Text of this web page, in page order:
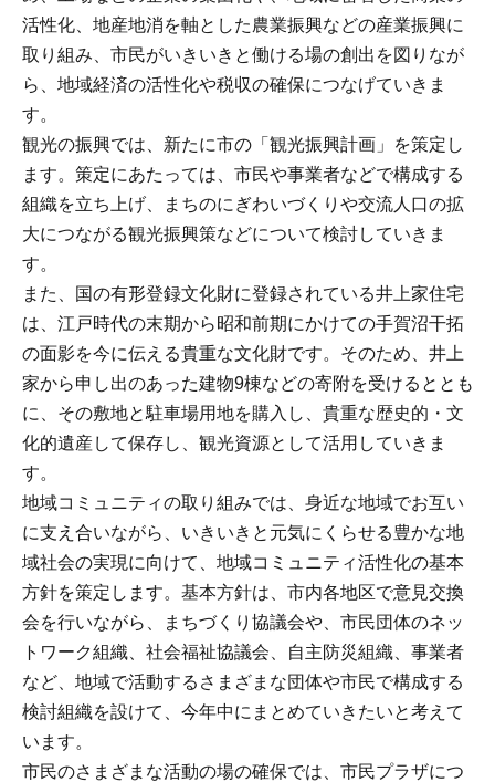
活性化、地産地消を軸とした農業振興などの産業振興に
取り組み、市民がいきいきと働ける場の創出を図りなが
ら、地域経済の活性化や税収の確保につなげていきま
す。
観光の振興では、新たに市の「観光振興計画」を策定し
ます。策定にあたっては、市民や事業者などで構成する
組織を立ち上げ、まちのにぎわいづくりや交流人口の拡
大につながる観光振興策などについて検討していきま
す。
また、国の有形登録文化財に登録されている井上家住宅
は、江戸時代の末期から昭和前期にかけての手賀沼干拓
の面影を今に伝える貴重な文化財です。そのため、井上
家から申し出のあった建物9棟などの寄附を受けるととも
に、その敷地と駐車場用地を購入し、貴重な歴史的・文
化的遺産して保存し、観光資源として活用していきま
す。
地域コミュニティの取り組みでは、身近な地域でお互い
に支え合いながら、いきいきと元気にくらせる豊かな地
域社会の実現に向けて、地域コミュニティ活性化の基本
方針を策定します。基本方針は、市内各地区で意見交換
会を行いながら、まちづくり協議会や、市民団体のネッ
トワーク組織、社会福祉協議会、自主防災組織、事業者
など、地域で活動するさまざまな団体や市民で構成する
検討組織を設けて、今年中にまとめていきたいと考えて
います。
市民のさまざまな活動の場の確保では、市民プラザにつ